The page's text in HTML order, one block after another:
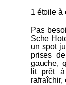
1 étoile à
Pas
Sche
un spot
prises
gauche,
lit prêt
rafraîchir,